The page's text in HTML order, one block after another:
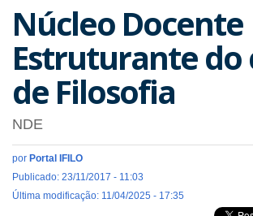
Núcleo Docente
Estruturante do
de Filosofia
NDE
por Portal IFILO
Publicado: 23/11/2017 - 11:03
Última modificação: 11/04/2025 - 17:35